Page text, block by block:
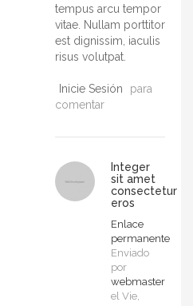
tempus arcu tempor
vitae. Nullam porttitor
est dignissim, iaculis
risus volutpat.
Inicie Sesión
para
comentar
Integer
sit amet
consectetur
eros
Enlace
permanente
Enviado
por
webmaster
el Vie,